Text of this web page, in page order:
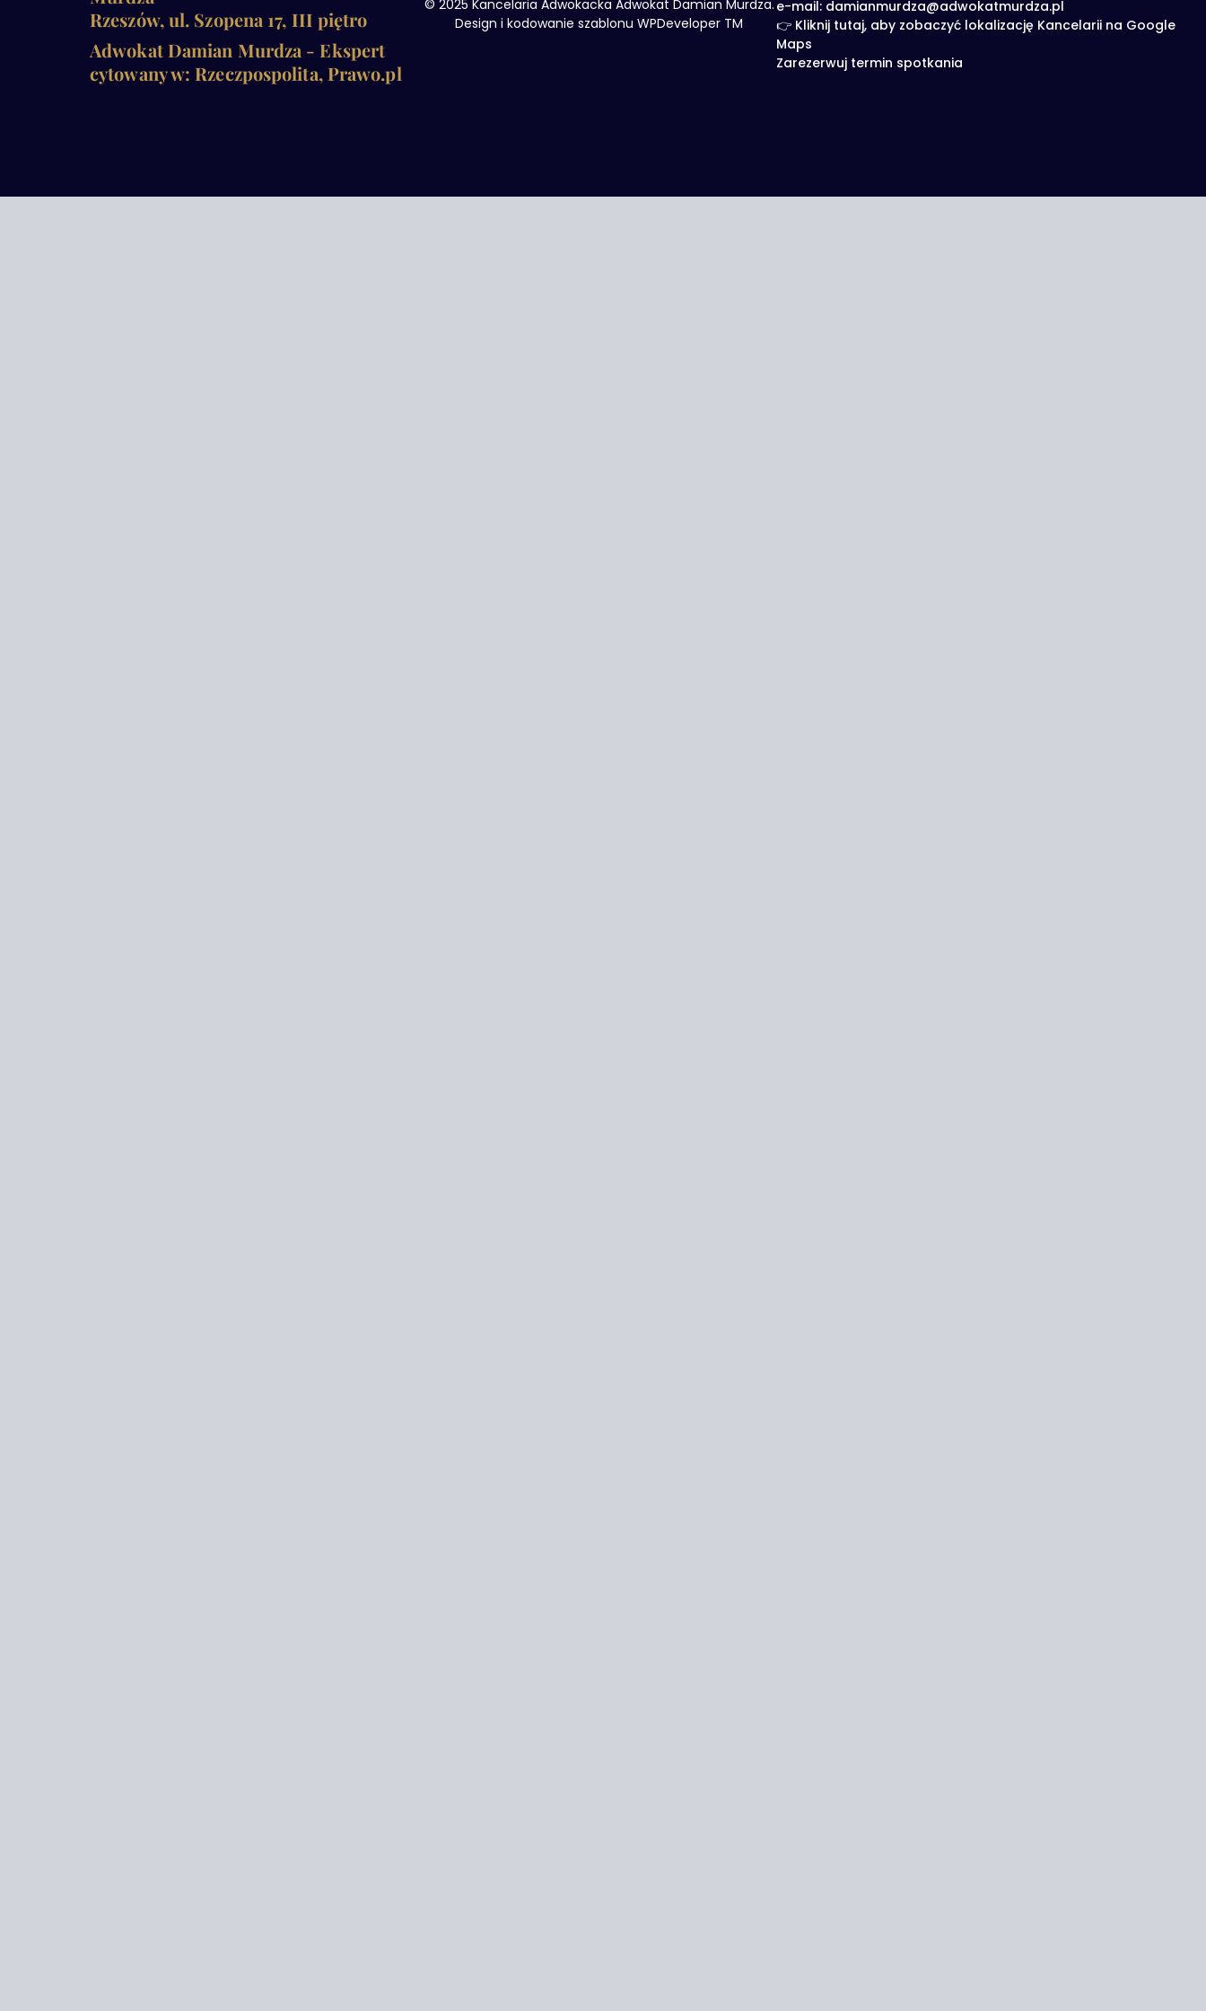
Rzeszów, ul. Szopena 17, III piętro
Adwokat Damian Murdza - Ekspert
cytowany w: Rzeczpospolita, Prawo.pl
© 2025 Kancelaria Adwokacka Adwokat Damian Murdza.
Design i kodowanie szablonu WPDeveloper TM
e-mail: damianmurdza@adwokatmurdza.pl
👉 Kliknij tutaj, aby zobaczyć lokalizację Kancelarii na Google
Maps
Zarezerwuj termin spotkania